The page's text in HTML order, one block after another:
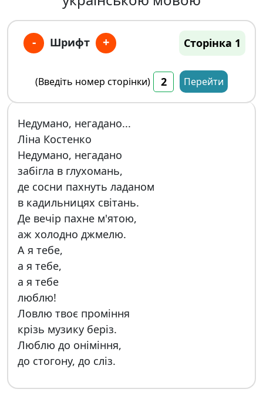
- Шрифт + Сторінка 1
(Введіть номер сторінки) Перейти
Недумано, негадано...
Ліна Костенко
Недумано, негадано
забігла в глухомань,
де сосни пахнуть ладаном
в кадильницях світань.
Де вечір пахне м'ятою,
аж холодно джмелю.
А я тебе,
а я тебе,
а я тебе
люблю!
Ловлю твоє проміння
крізь музику беріз.
Люблю до оніміння,
до стогону, до сліз.